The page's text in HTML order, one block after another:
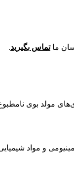
ما تماس بگیرید.
مولد بوی
و